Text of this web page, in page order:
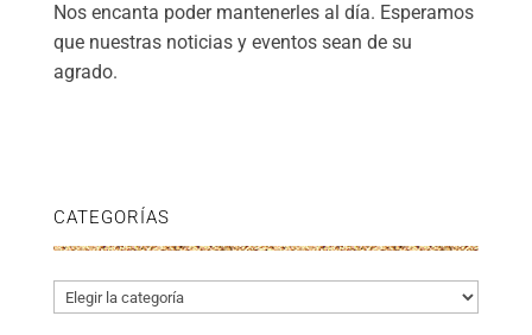
Nos encanta poder mantenerles al día. Esperamos
que nuestras noticias y eventos sean de su
agrado.
CATEGORÍAS
Categorías